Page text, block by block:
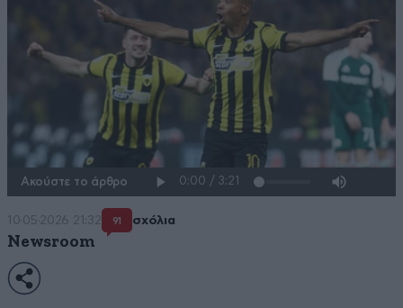
Ακούστε το άρθρο
10·05·2026 21:32 91 σχόλια
Newsroom